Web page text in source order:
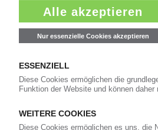
Material, Anwendungen und
Weiterhin bietet das KunststoffWeb
Informationen wie Handelsnamen
Nachrichten
Alle Nachrichten
Branche